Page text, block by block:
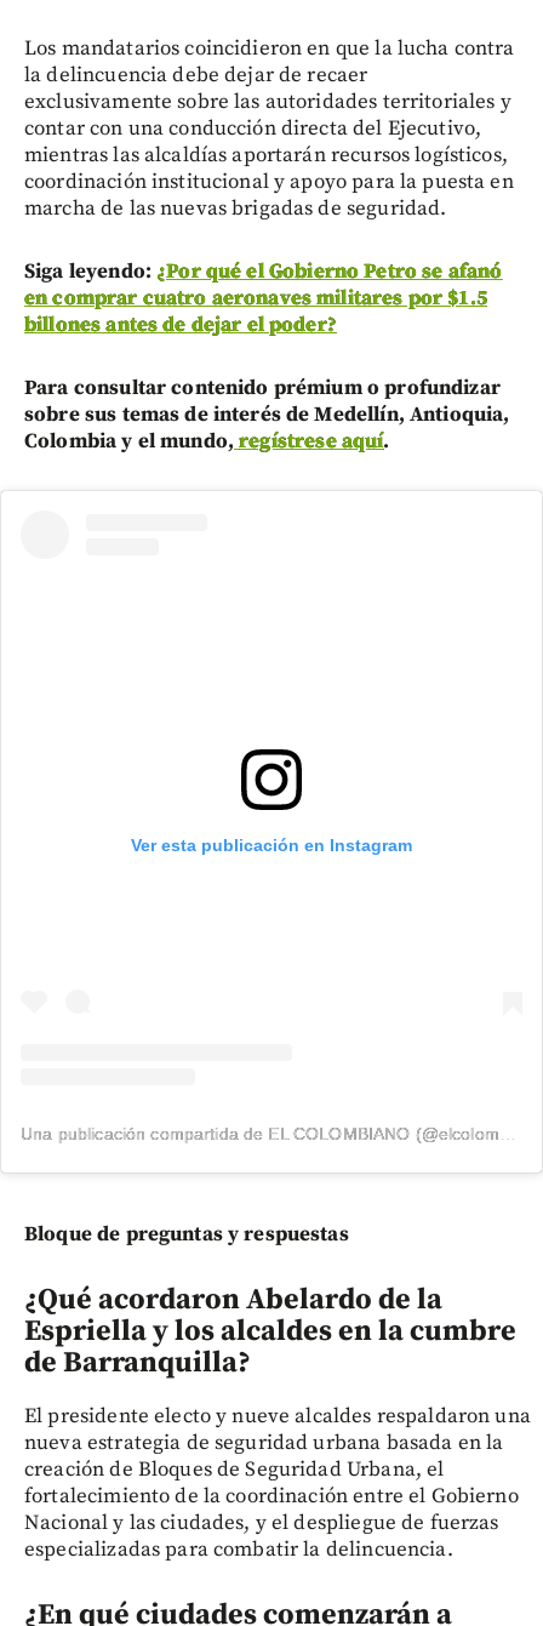
Los mandatarios coincidieron en que la lucha contra
la delincuencia debe dejar de recaer
exclusivamente sobre las autoridades territoriales y
contar con una conducción directa del Ejecutivo,
mientras las alcaldías aportarán recursos logísticos,
coordinación institucional y apoyo para la puesta en
marcha de las nuevas brigadas de seguridad.
Siga leyendo: ¿Por qué el Gobierno Petro se afanó
en comprar cuatro aeronaves militares por $1.5
billones antes de dejar el poder?
Para consultar contenido prémium o profundizar
sobre sus temas de interés de Medellín, Antioquia,
Colombia y el mundo, regístrese aquí.
Ver esta publicación en Instagram
Bloque de preguntas y respuestas
¿Qué acordaron Abelardo de la
Espriella y los alcaldes en la cumbre
de Barranquilla?
El presidente electo y nueve alcaldes respaldaron una
nueva estrategia de seguridad urbana basada en la
creación de Bloques de Seguridad Urbana, el
fortalecimiento de la coordinación entre el Gobierno
Nacional y las ciudades, y el despliegue de fuerzas
especializadas para combatir la delincuencia.
¿En qué ciudades comenzarán a